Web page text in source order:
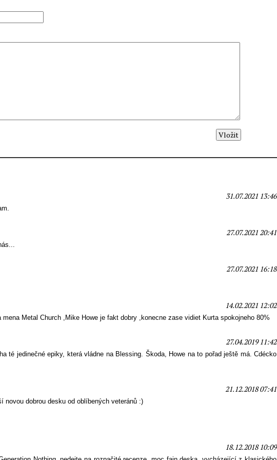
31.07.2021 13:46
27.07.2021 20:41
27.07.2021 16:18
14.02.2021 12:02
mena Metal Church ,Mike Howe je fakt dobry ,konecne zase vidiet Kurta spokojneho 80%
27.04.2019 11:42
té jedinečné epiky, která vládne na Blessing. Škoda, Howe na to pořad ještě má. Cdécko
21.12.2018 07:41
novou dobrou desku od oblíbených veteránů :)
18.12.2018 10:09